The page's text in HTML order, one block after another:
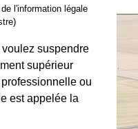
l'information légale
suspendre
supérieur
ou
est appelée la